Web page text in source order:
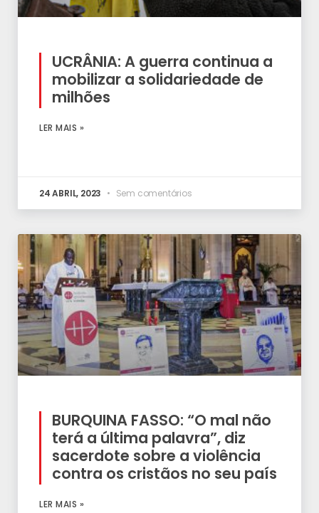
UCRÂNIA: A guerra continua a
mobilizar a solidariedade de
milhões
LER MAIS »
24 ABRIL, 2023 Sem comentários
BURQUINA FASSO: “O mal não
terá a última palavra”, diz
sacerdote sobre a violência
contra os cristãos no seu país
LER MAIS »